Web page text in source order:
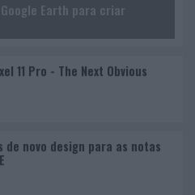
Earth para criar
11 Pro - The Next Obvious
de novo design para as notas